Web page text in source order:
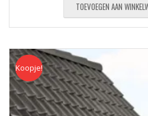
TOEVOEGEN AAN
Koopje
Koopje!